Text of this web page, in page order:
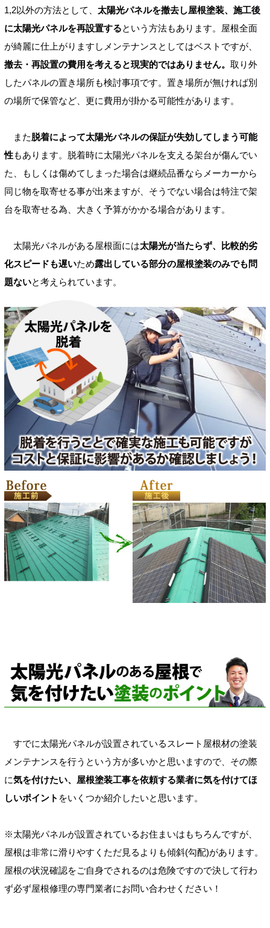
1,2以外の方法として、 太陽光パネルを撤去し屋根塗装、施工後
に太陽光パネルを再設置するという方法もあります。屋根全面
が綺麗に仕上がりますしメンテナンスとしてはベストですが、
撤去・再設置の費用を考えると現実的ではありません。 取り外
したパネルの置き場所も検討事項です。置き場所が無ければ別
の場所で保管など、更に費用が掛かる可能性があります。
また脱着によって太陽光パネルの保証が失効してしまう可能
性もあります。脱着時に太陽光パネルを支える架台が傷んでい
た、もしくは傷めてしまった場合は継続品番ならメーカーから
同じ物を取寄せる事が出来ますが、そうでない場合は特注で架
台を取寄せる為、大きく予算がかかる場合があります。
太陽光パネルがある屋根面には太陽光が当たらず、比較的劣
化スピードも遅いため露出している部分の屋根塗装のみでも問
題ないと考えられています。
すでに太陽光パネルが設置されているスレート屋根材の塗装
メンテナンスを行うという方が多いかと思いますので、その際
に気を付けたい、屋根塗装工事を依頼する業者に気を付けてほ
しいポイント をいくつか紹介したいと思います。
※太陽光パネルが設置されているお住まいはもちろんですが、
屋根は非常に滑りやすくただ見るよりも傾斜(勾配)があります。
屋根の状況確認をご自身でされるのは危険ですので決して行わ
ず必ず屋根修理の専門業者にお問い合わせください！